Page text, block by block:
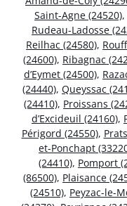
Saint-Agne (24520),
Rudeau-Ladosse
Reilhac (24580),
(24600), Ribagnac
d’Eymet (24500),
(24440), Queyssac
(24410), Proissans
d’Excideuil (24160),
Périgord (24550),
et-Ponchapt
(24410), Pomport
(86500), Plaisance
(24510), Peyzac-le-